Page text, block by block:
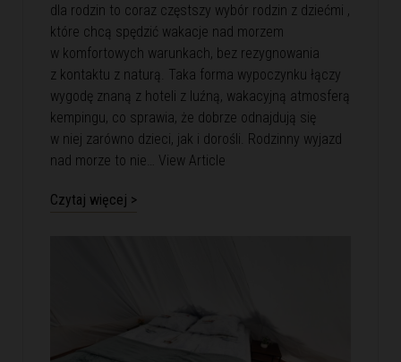
dla rodzin to coraz częstszy wybór rodzin z dziećmi ,
które chcą spędzić wakacje nad morzem
w komfortowych warunkach, bez rezygnowania
z kontaktu z naturą. Taka forma wypoczynku łączy
wygodę znaną z hoteli z luźną, wakacyjną atmosferą
kempingu, co sprawia, że dobrze odnajdują się
w niej zarówno dzieci, jak i dorośli. Rodzinny wyjazd
nad morze to nie… View Article
Czytaj więcej >